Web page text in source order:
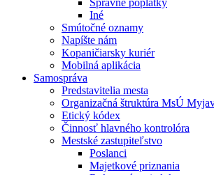
Správne poplatky
Iné
Smútočné oznamy
Napíšte nám
Kopaničiarsky kuriér
Mobilná aplikácia
Samospráva
Predstavitelia mesta
Organizačná štruktúra MsÚ
Etický kódex
Činnosť hlavného kontrolóra
Mestské zastupiteľstvo
Poslanci
Majetkové priznania